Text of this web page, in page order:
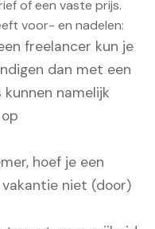
of een vaste prijs.
voor- en nadelen:
freelancer kun je
dan met een
namelijk
hoef je een
niet (door)